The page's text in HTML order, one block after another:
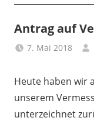
Antrag auf
7. Mai 2018
Heute haben wir
unserem
unterzeichnet